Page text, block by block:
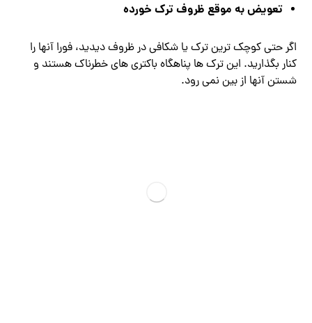
تعویض به ‌موقع ظروف ترک ‌خورده
اگر حتی کوچک ‌ترین ترک یا شکافی در ظروف دیدید، فورا آنها را
کنار بگذارید. این ترک ‌ها پناهگاه باکتری‌ های خطرناک هستند و
شستن آنها از بین نمی ‌رود.